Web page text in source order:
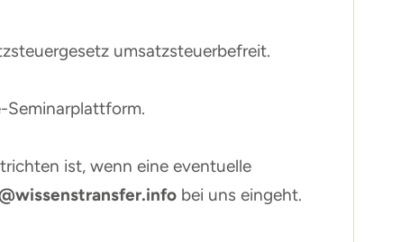
umsatzsteuerbefreit.
Seminarplattform.
ist, wenn eine eventuelle
bei uns eingeht.